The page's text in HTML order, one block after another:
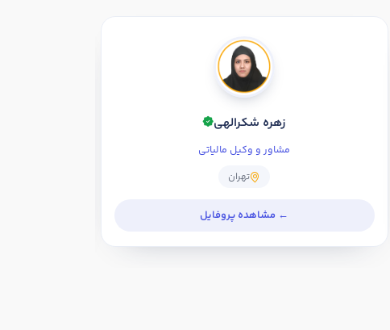
زهره شکرالهی
مشاور و وکیل مالیاتی
تهران